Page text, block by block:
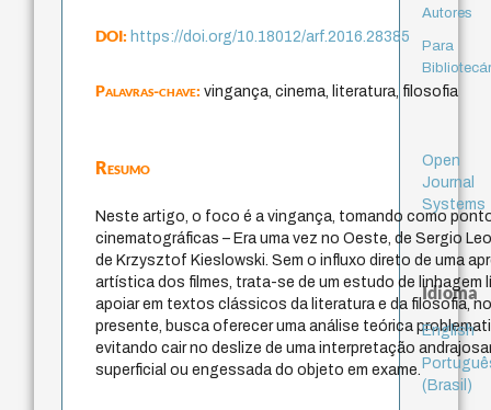
DOI:https://doi.org/10.18012/arf.2016.28385
Palavras-chave:vingança, cinema, literatura, filosofia
Resumo
Neste artigo, o foco é a vingança, tomando como
cinematográficas – Era uma vez no Oeste, de Sergio
de Krzysztof Kieslowski. Sem o influxo direto de uma
artística dos filmes, trata-se de um estudo de linhagem
apoiar em textos clássicos da literatura e da filosofia,
presente, busca oferecer uma análise teórica
evitando cair no deslize de uma interpretação
superficial ou engessada do objeto em exame.
Autores
Para
Open
Journal
Systems
Idioma
English
(Brasil)